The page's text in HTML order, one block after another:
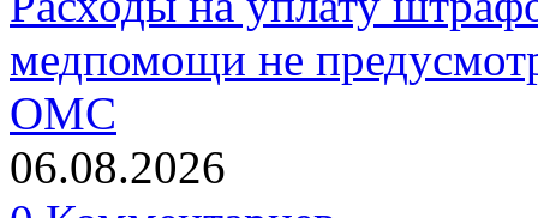
медпомощи не
ОМС
06.08.2026